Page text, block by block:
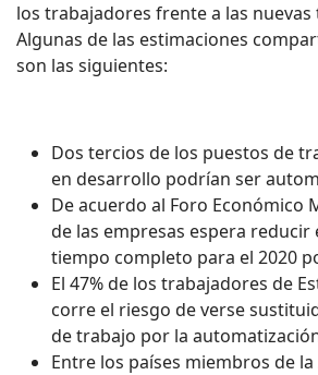
los trabajadores frente a las nuevas
Algunas de las estimaciones
son las siguientes:
Dos tercios de los puestos de
en desarrollo podrían ser
De acuerdo al Foro Económico
de las empresas espera reducir
tiempo completo para el 2020
El 47% de los trabajadores de
corre el riesgo de verse
de trabajo por la
Entre los países miembros de